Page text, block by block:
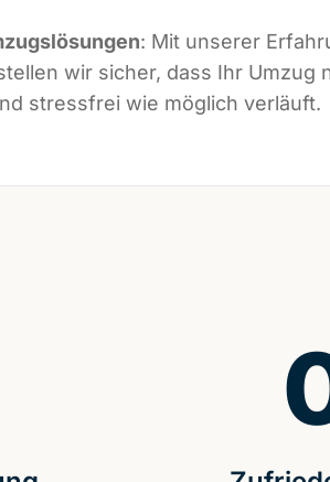
: Mit unserer
wir sicher, dass Ihr Umzug
stressfrei wie möglich verläuft.